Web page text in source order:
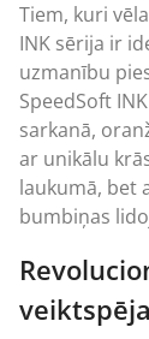
Tiem, kuri
INK sērija ir
uzmanību
SpeedSoft
sarkanā,
ar unikālu
laukumā, bet
bumbiņas